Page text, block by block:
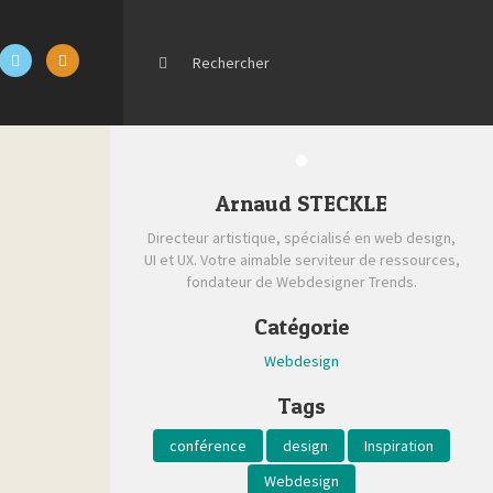
Arnaud STECKLE
Directeur artistique, spécialisé en web design,
UI et UX. Votre aimable serviteur de ressources,
fondateur de Webdesigner Trends.
Catégorie
Webdesign
Tags
conférence design
Inspiration
Webdesign